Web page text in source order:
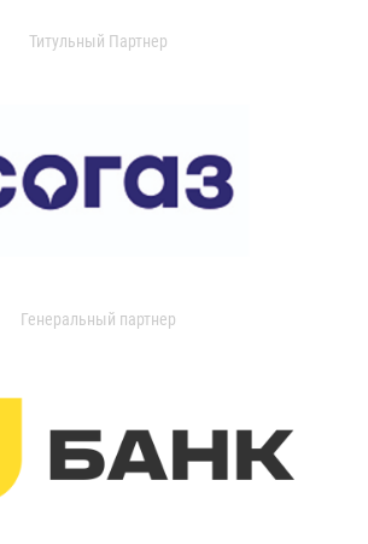
Титульный Партнер
Генеральный партнер